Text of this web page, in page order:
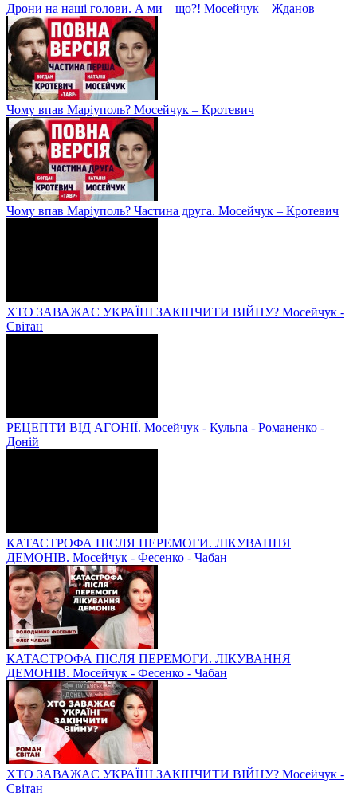
Дрони на наші голови. А ми – що?! Мосейчук – Жданов
Чому впав Маріуполь? Мосейчук – Кротевич
Чому впав Маріуполь? Частина друга. Мосейчук – Кротевич
ХТО ЗАВАЖАЄ УКРАЇНІ ЗАКІНЧИТИ ВІЙНУ? Мосейчук -
Світан
РЕЦЕПТИ ВІД АГОНІЇ. Мосейчук - Кульпа - Романенко -
Доній
КАТАСТРОФА ПІСЛЯ ПЕРЕМОГИ. ЛІКУВАННЯ
ДЕМОНІВ. Мосейчук - Фесенко - Чабан
КАТАСТРОФА ПІСЛЯ ПЕРЕМОГИ. ЛІКУВАННЯ
ДЕМОНІВ. Мосейчук - Фесенко - Чабан
ХТО ЗАВАЖАЄ УКРАЇНІ ЗАКІНЧИТИ ВІЙНУ? Мосейчук -
Світан